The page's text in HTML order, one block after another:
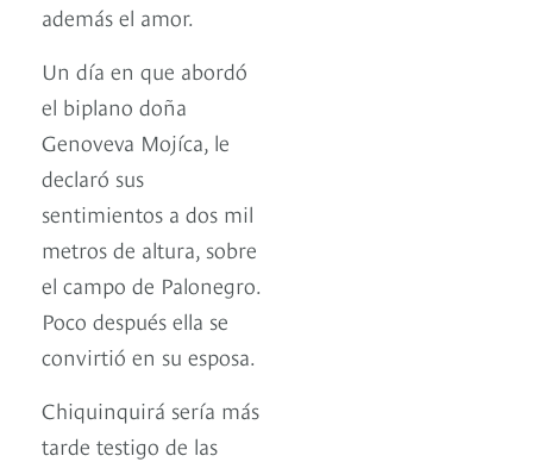
además el amor.
Un día en que abordó
el biplano doña
Genoveva Mojíca, le
declaró sus
sentimientos a dos mil
metros de altura, sobre
el campo de Palonegro.
Poco después ella se
convirtió en su esposa.
Chiquinquirá sería más
tarde testigo de las